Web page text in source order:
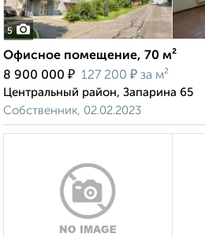
5
Офисное помещение, 70 м²
8 900 000 ₽ 127 200 ₽ за м²
Центральный район, Запарина 65
Собственник, 02.02.2023